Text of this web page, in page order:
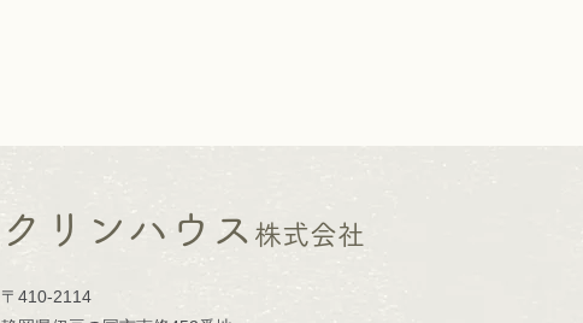
クリンハウス 株式会社
〒410-2114